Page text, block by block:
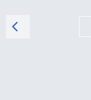
arrow_back_ios